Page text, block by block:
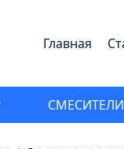
Главная
СМЕСИТЕЛИ